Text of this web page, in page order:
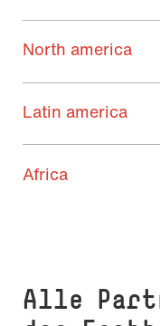
North america
Latin america
Africa
Alle